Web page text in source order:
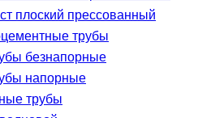
плоский прессованный
трубы
безнапорные
напорные
трубы